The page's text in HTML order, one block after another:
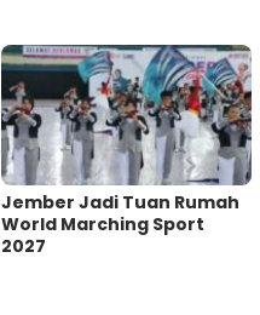
Jember Jadi Tuan Rumah
World Marching Sport
2027